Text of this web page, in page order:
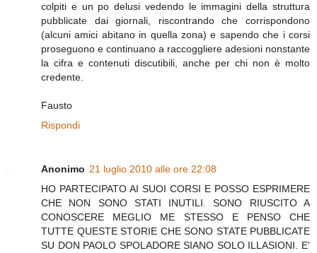
colpiti e un po delusi vedendo le immagini della struttura
pubblicate dai giornali, riscontrando che corrispondono
(alcuni amici abitano in quella zona) e sapendo che i corsi
proseguono e continuano a raccoggliere adesioni nonstante
la cifra e contenuti discutibili, anche per chi non è molto
credente.
Fausto
Rispondi
Anonimo 21 luglio 2010 alle ore 22:08
HO PARTECIPATO AI SUOI CORSI E POSSO ESPRIMERE
CHE NON SONO STATI INUTILI. SONO RIUSCITO A
CONOSCERE MEGLIO ME STESSO E PENSO CHE
TUTTE QUESTE STORIE CHE SONO STATE PUBBLICATE
SU DON PAOLO SPOLADORE SIANO SOLO ILLASIONI. E'